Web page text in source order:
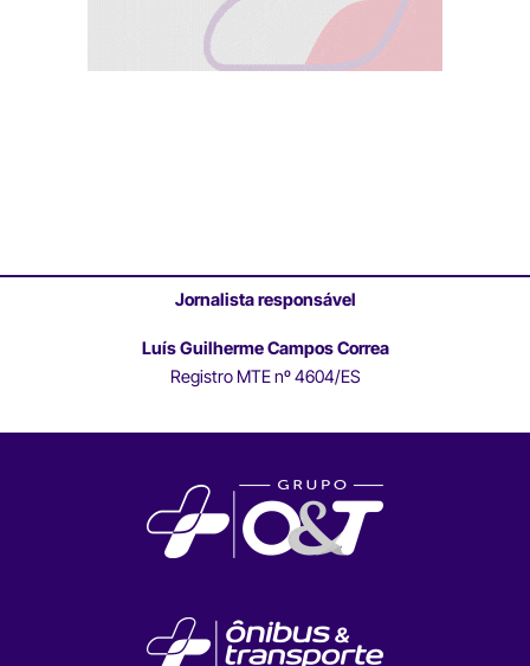
Jornalista responsável
Luís Guilherme Campos Correa
Registro MTE nº 4604/ES